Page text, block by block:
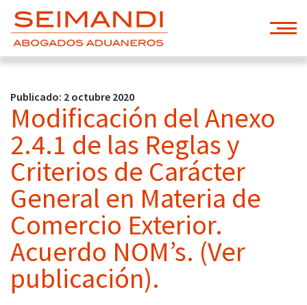
Publicado: 2 octubre 2020
Modificación del Anexo
2.4.1 de las Reglas y
Criterios de Carácter
General en Materia de
Comercio Exterior.
Acuerdo NOM’s. (Ver
publicación).